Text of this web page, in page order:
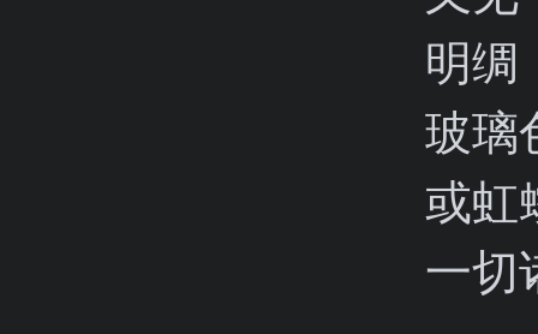
明绸
玻璃
或虹
一切